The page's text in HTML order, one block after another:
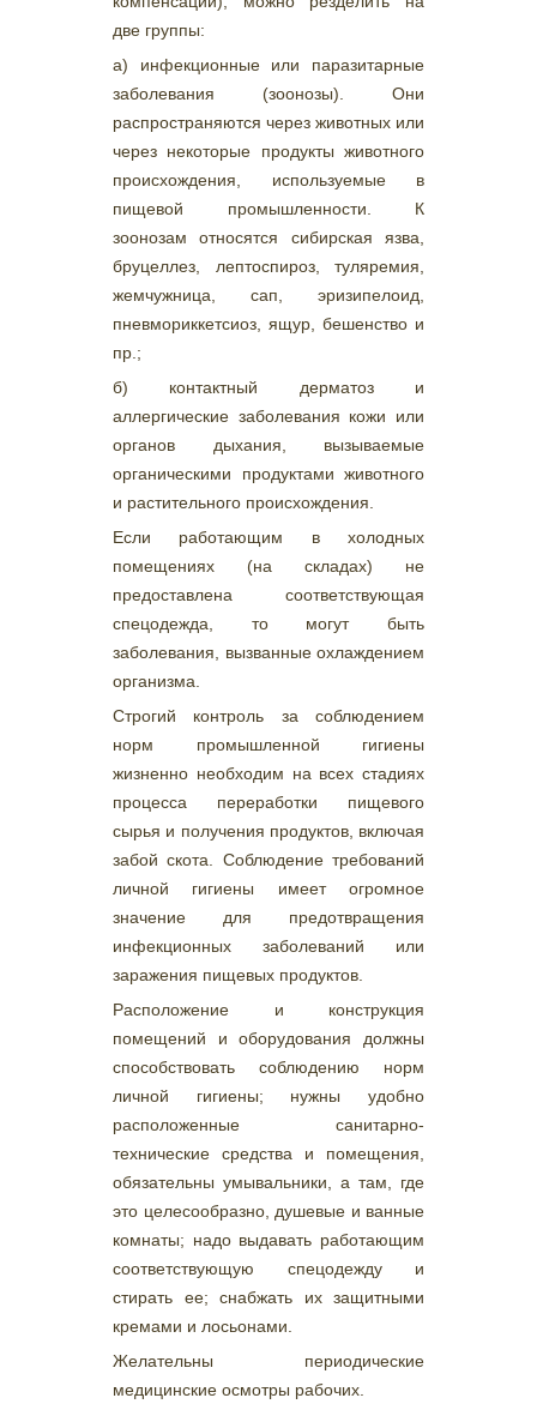
две группы:
а) инфекционные или паразитарные
заболевания (зоонозы). Они
распространяются через животных или
через некоторые продукты животного
происхождения, используемые в
пищевой промышленности. К
зоонозам относятся сибирская язва,
бруцеллез, лептоспироз, туляремия,
жемчужница, сап, эризипелоид,
пневмориккетсиоз, ящур, бешенство и
пр.;
б) контактный дерматоз и
аллергические заболевания кожи или
органов дыхания, вызываемые
органическими продуктами животного
и растительного происхождения.
Если работающим в холодных
помещениях (на складах) не
предоставлена соответствующая
спецодежда, то могут быть
заболевания, вызванные охлаждением
организма.
Строгий контроль за соблюдением
норм промышленной гигиены
жизненно необходим на всех стадиях
процесса переработки пищевого
сырья и получения продуктов, включая
забой скота. Соблюдение требований
личной гигиены имеет огромное
значение для предотвращения
инфекционных заболеваний или
заражения пищевых продуктов.
Расположение и конструкция
помещений и оборудования должны
способствовать соблюдению норм
личной гигиены; нужны удобно
расположенные санитарно-
технические средства и помещения,
обязательны умывальники, а там, где
это целесообразно, душевые и ванные
комнаты; надо выдавать работающим
соответствующую спецодежду и
стирать ее; снабжать их защитными
кремами и лосьонами.
Желательны периодические
медицинские осмотры рабочих.